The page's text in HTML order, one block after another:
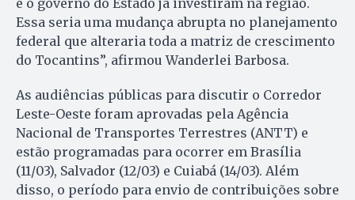
e o governo do Estado já investiram na região.
Essa seria uma mudança abrupta no planejamento
federal que alteraria toda a matriz de crescimento
do Tocantins”, afirmou Wanderlei Barbosa.
As audiências públicas para discutir o Corredor
Leste-Oeste foram aprovadas pela Agência
Nacional de Transportes Terrestres (ANTT) e
estão programadas para ocorrer em Brasília
(11/03), Salvador (12/03) e Cuiabá (14/03). Além
disso, o período para envio de contribuições sobre